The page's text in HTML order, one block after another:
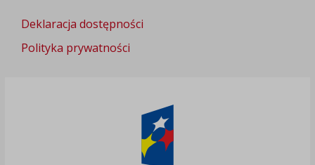
Deklaracja dostępności
Polityka prywatności